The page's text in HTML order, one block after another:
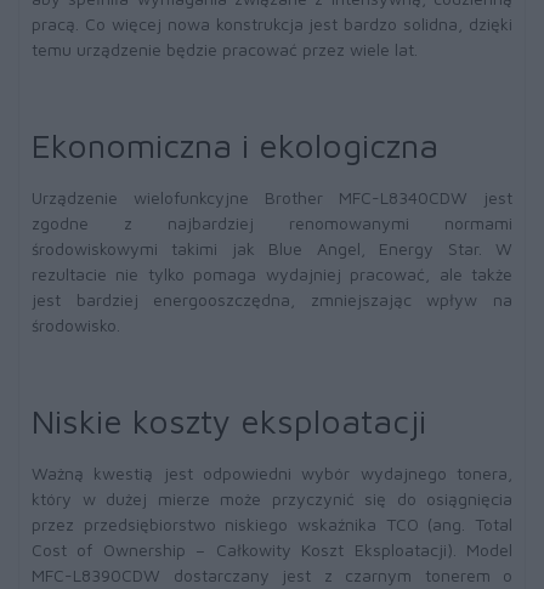
pracą. Co więcej nowa konstrukcja jest bardzo solidna, dzięki
temu urządzenie będzie pracować przez wiele lat.
Ekonomiczna i ekologiczna
Urządzenie wielofunkcyjne Brother MFC-L8340CDW jest
zgodne z najbardziej renomowanymi normami
środowiskowymi takimi jak Blue Angel, Energy Star. W
rezultacie nie tylko pomaga wydajniej pracować, ale także
jest bardziej energooszczędna, zmniejszając wpływ na
środowisko.
Niskie koszty eksploatacji
Ważną kwestią jest odpowiedni wybór wydajnego tonera,
który w dużej mierze może przyczynić się do osiągnięcia
przez przedsiębiorstwo niskiego wskaźnika TCO (ang. Total
Cost of Ownership – Całkowity Koszt Eksploatacji). Model
MFC-L8390CDW dostarczany jest z czarnym tonerem o